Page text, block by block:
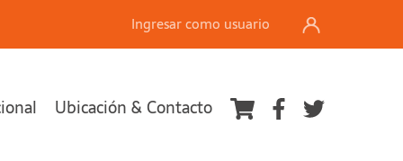
Ingresar como usuario
Ubicación & Contacto